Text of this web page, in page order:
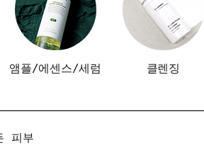
앰플/에센스/세럼 클렌징
피부